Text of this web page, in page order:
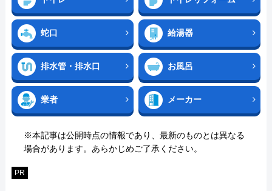
蛇口 給湯器
排水管・排水口 お風呂
業者 メーカー
※本記事は公開時点の情報であり、最新のものとは異なる
場合があります。あらかじめご了承ください。
PR